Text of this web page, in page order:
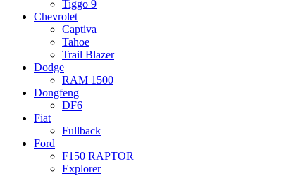
Tiggo 9
Chevrolet
Captiva
Tahoe
Trail Blazer
Dodge
RAM 1500
Dongfeng
DF6
Fiat
Fullback
Ford
F150 RAPTOR
Explorer